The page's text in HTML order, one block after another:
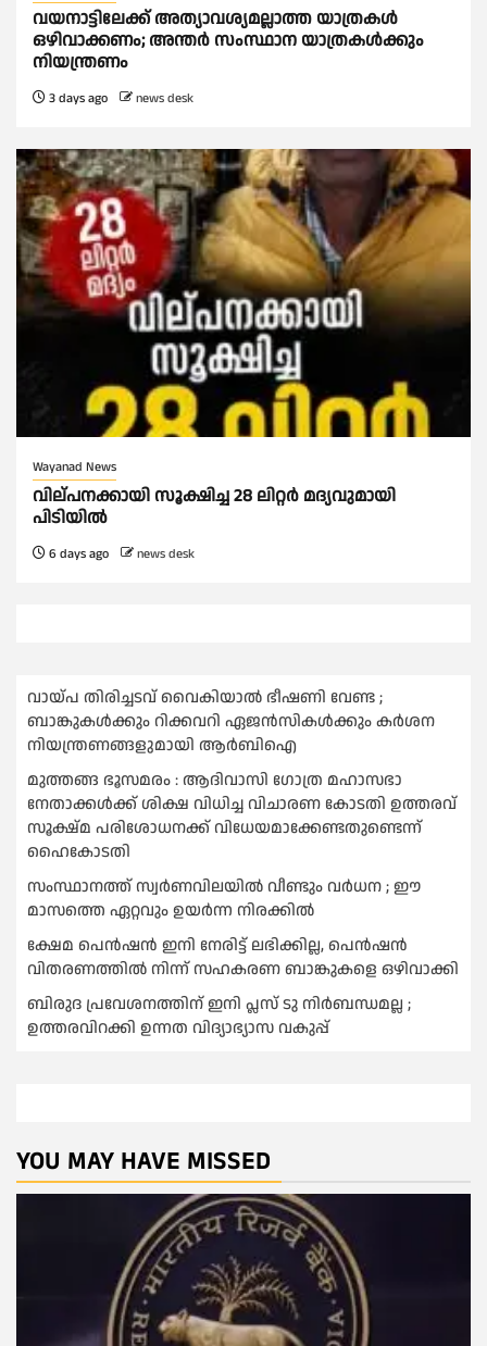
വയനാട്ടിലേക്ക് അത്യാവശ്യമല്ലാത്ത യാത്രകൾ
ഒഴിവാക്കണം; അന്ത‍ർ സംസ്ഥാന യാത്രകൾക്കും
നിയന്ത്രണം
3 days ago news desk
Wayanad News
വില്പനക്കായി സൂക്ഷിച്ച 28 ലിറ്റർ മദ്യവുമായി
പിടിയിൽ
6 days ago news desk
വായ്പ തിരിച്ചടവ് വൈകിയാല്‍ ഭീഷണി വേണ്ട ;
ബാങ്കുകള്‍ക്കും റിക്കവറി ഏജൻസികള്‍ക്കും കര്‍ശന
നിയന്ത്രണങ്ങളുമായി ആര്‍ബിഐ
മുത്തങ്ങ ഭൂസമരം : ആദിവാസി ഗോത്ര മഹാസഭാ
നേതാക്കള്‍ക്ക് ശിക്ഷ വിധിച്ച വിചാരണ കോടതി ഉത്തരവ്
സൂക്ഷ്മ പരിശോധനക്ക് വിധേയമാക്കേണ്ടതുണ്ടെന്ന്
ഹൈകോടതി
സംസ്ഥാനത്ത് സ്വര്‍ണവിലയില്‍ വീണ്ടും വര്‍ധന ; ഈ
മാസത്തെ ഏറ്റവും ഉയര്‍ന്ന നിരക്കില്‍
ക്ഷേമ പെൻഷൻ ഇനി നേരിട്ട് ലഭിക്കില്ല, പെൻഷൻ
വിതരണത്തില്‍ നിന്ന് സഹകരണ ബാങ്കുകളെ ഒഴിവാക്കി
ബിരുദ പ്രവേശനത്തിന് ഇനി പ്ലസ് ടു നിര്‍ബന്ധമല്ല ;
ഉത്തരവിറക്കി ഉന്നത വിദ്യാഭ്യാസ വകുപ്പ്
YOU MAY HAVE MISSED